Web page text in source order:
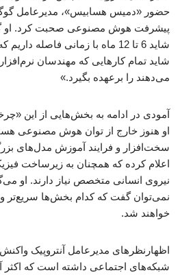
حضور «دمیس هسابیس»، مدیرعامل
پیشرفت هوش مصنوعی صحبت کرد. او
شاید 6 تا 12 ماه با زمانی
شاید تمام کارهایی که مهندسان نرم‌افزار
می‌دهند را برعهده بگیرد.»
آمودی در ادامه به بخش‌هایی از این
او هنوز خارج از توان هوش مصنوعی
سخت‌افزار و فرایند آموزش مدل‌های
اعلام کرده که همچنان به زیرساخت
نیروی انسانی متخصص نیاز دارند. او
نمی‌توان گفت که کدام بخش‌ها سریع‌تر
خواهند شد.
اظهارنظرهای مدیرعامل آنتروپیک
شبکه‌های اجتماعی داشته است که اکثر